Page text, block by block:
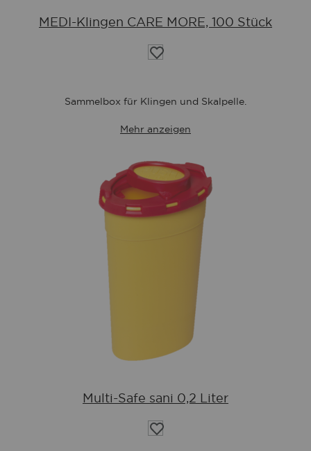
MEDI-Klingen CARE MORE, 100 Stück
Auf
die
Sammelbox für Klingen und Skalpelle.
Mehr anzeigen
Multi-Safe sani 0,2 Liter
Auf
die